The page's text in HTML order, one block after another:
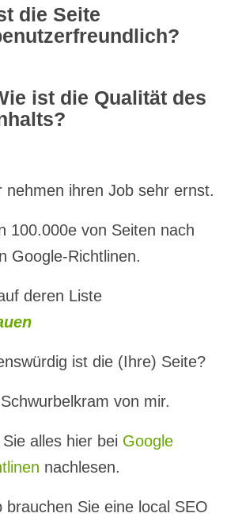
die Seite
ist die Qualität des
nehmen ihren Job sehr ernst.
100.000e von Seiten nach
Google-Richtlinen.
deren Liste
ist die (Ihre) Seite?
von mir.
alles hier bei Google
nachlesen.
brauchen Sie eine local SEO